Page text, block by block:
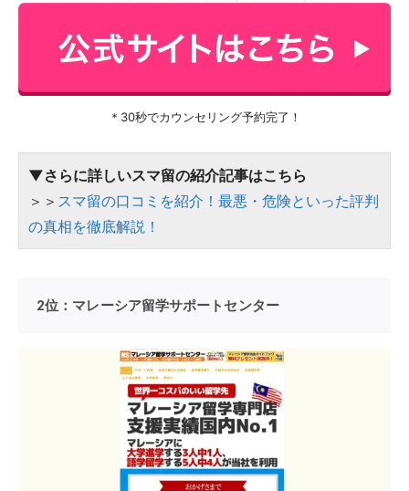
＊30秒でカウンセリング予約完了！
▼さらに詳しいスマ留の紹介記事はこちら
＞＞ スマ留の口コミを紹介！最悪・危険といった評判
の真相を徹底解説！
2位：マレーシア留学サポートセンター